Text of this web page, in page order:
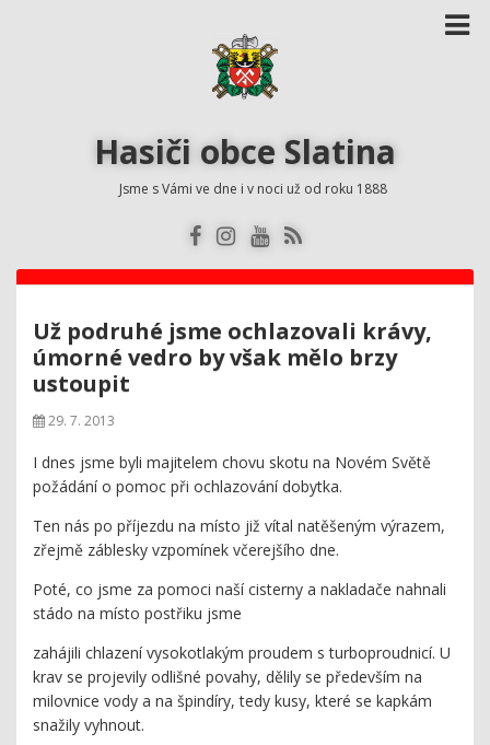
Hasiči obce Slatina
Jsme s Vámi ve dne i v noci už od roku 1888
Už podruhé jsme ochlazovali krávy,
úmorné vedro by však mělo brzy
ustoupit
29. 7. 2013
I dnes jsme byli majitelem chovu skotu na Novém Světě
požádání o pomoc při ochlazování dobytka.
Ten nás po příjezdu na místo již vítal natěšeným výrazem,
zřejmě záblesky vzpomínek včerejšího dne.
Poté, co jsme za pomoci naší cisterny a nakladače nahnali
stádo na místo postřiku jsme
zahájili chlazení vysokotlakým proudem s turboproudnicí. U
krav se projevily odlišné povahy, dělily se především na
milovnice vody a na špindíry, tedy kusy, které se kapkám
snažily vyhnout.